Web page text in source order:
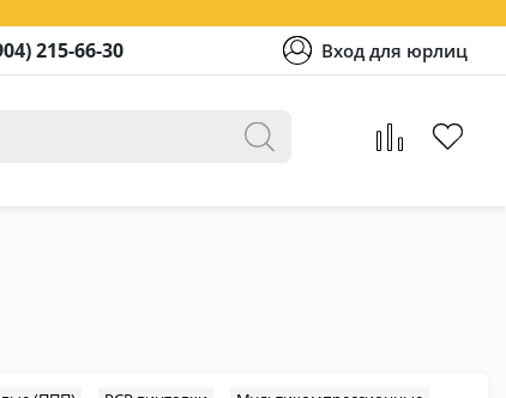
215-66-30 Вход для юрлиц